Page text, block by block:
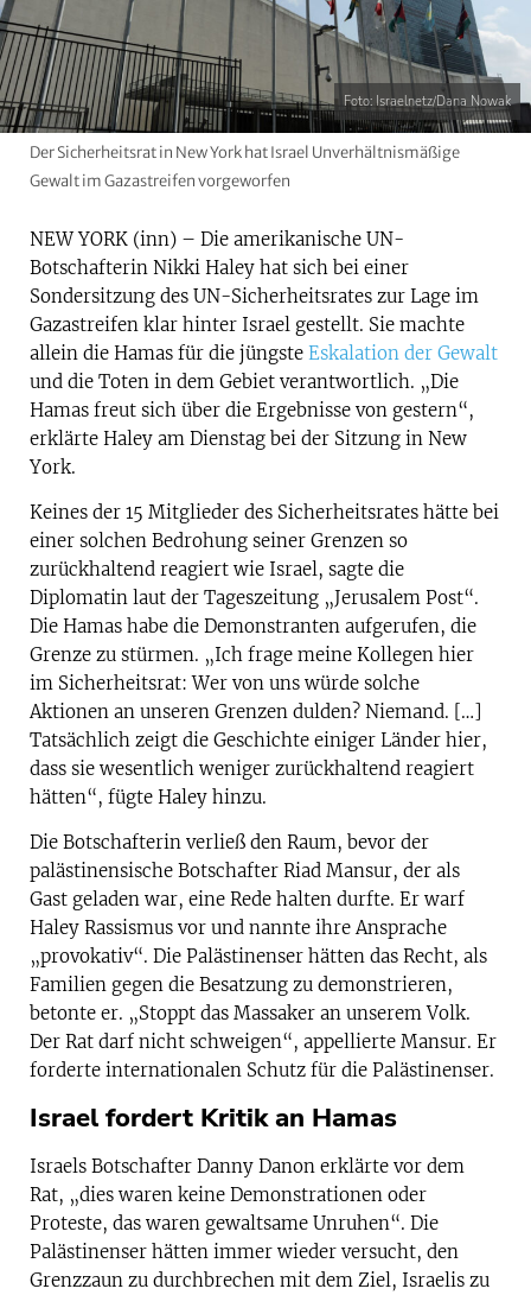
Foto: Israelnetz/Dana Nowak
Der Sicherheitsrat in New York hat Israel Unverhältnismäßige
Gewalt im Gazastreifen vorgeworfen
NEW YORK (inn) – Die amerikanische UN-
Botschafterin Nikki Haley hat sich bei einer
Sondersitzung des UN-Sicherheitsrates zur Lage im
Gazastreifen klar hinter Israel gestellt. Sie machte
allein die Hamas für die jüngste Eskalation der Gewalt
und die Toten in dem Gebiet verantwortlich. „Die
Hamas freut sich über die Ergebnisse von gestern“,
erklärte Haley am Dienstag bei der Sitzung in New
York.
Keines der 15 Mitglieder des Sicherheitsrates hätte bei
einer solchen Bedrohung seiner Grenzen so
zurückhaltend reagiert wie Israel, sagte die
Diplomatin laut der Tageszeitung „Jerusalem Post“.
Die Hamas habe die Demonstranten aufgerufen, die
Grenze zu stürmen. „Ich frage meine Kollegen hier
im Sicherheitsrat: Wer von uns würde solche
Aktionen an unseren Grenzen dulden? Niemand. […]
Tatsächlich zeigt die Geschichte einiger Länder hier,
dass sie wesentlich weniger zurückhaltend reagiert
hätten“, fügte Haley hinzu.
Die Botschafterin verließ den Raum, bevor der
palästinensische Botschafter Riad Mansur, der als
Gast geladen war, eine Rede halten durfte. Er warf
Haley Rassismus vor und nannte ihre Ansprache
„provokativ“. Die Palästinenser hätten das Recht, als
Familien gegen die Besatzung zu demonstrieren,
betonte er. „Stoppt das Massaker an unserem Volk.
Der Rat darf nicht schweigen“, appellierte Mansur. Er
forderte internationalen Schutz für die Palästinenser.
Israel fordert Kritik an Hamas
Israels Botschafter Danny Danon erklärte vor dem
Rat, „dies waren keine Demonstrationen oder
Proteste, das waren gewaltsame Unruhen“. Die
Palästinenser hätten immer wieder versucht, den
Grenzzaun zu durchbrechen mit dem Ziel, Israelis zu